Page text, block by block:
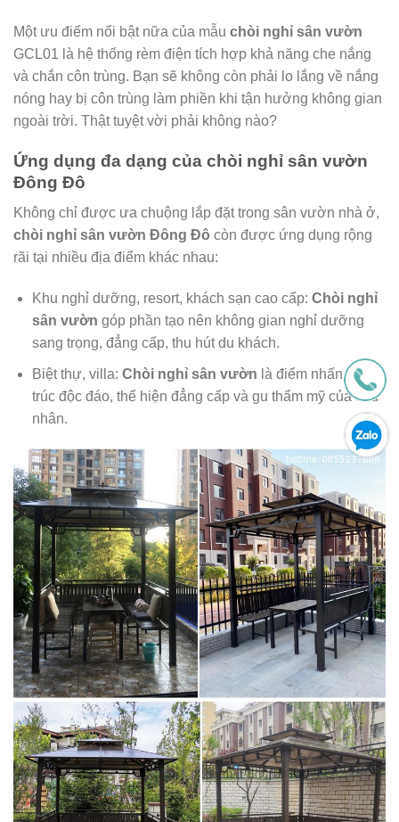
Một ưu điểm nổi bật nữa của mẫu chòi nghỉ sân vườn
GCL01 là hệ thống rèm điện tích hợp khả năng che nắng
và chắn côn trùng. Bạn sẽ không còn phải lo lắng về nắng
nóng hay bị côn trùng làm phiền khi tận hưởng không gian
ngoài trời. Thật tuyệt vời phải không nào?
Ứng dụng đa dạng của chòi nghỉ sân vườn
Đông Đô
Không chỉ được ưa chuộng lắp đặt trong sân vườn nhà ở,
chòi nghỉ sân vườn Đông Đô còn được ứng dụng rộng
rãi tại nhiều địa điểm khác nhau:
Khu nghỉ dưỡng, resort, khách sạn cao cấp: Chòi nghỉ
sân vườn góp phần tạo nên không gian nghỉ dưỡng
sang trọng, đẳng cấp, thu hút du khách.
Biệt thự, villa: Chòi nghỉ sân vườn là điểm nhấn kiến
trúc độc đáo, thể hiện đẳng cấp và gu thẩm mỹ của chủ
nhân.